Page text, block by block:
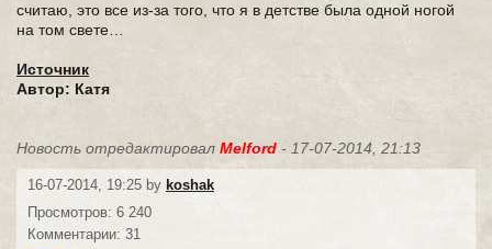
считаю, это все из-за того, что я в детстве была одной ногой
на том свете…
Источник
Автор: Катя
Новость отредактировал Melford - 17-07-2014, 21:13
16-07-2014, 19:25 by koshak
Просмотров: 6 240
Комментарии: 31